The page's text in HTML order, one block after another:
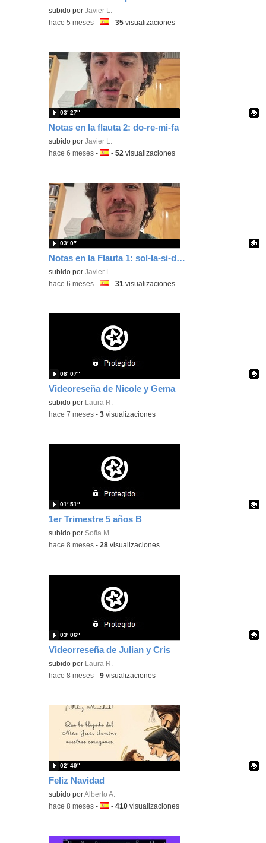
Contenido educativo.
subido porJavier L.
-hace 5 meses -Idioma:
-35 visualizaciones
Notas en la flauta 2: do-re-mi-fa
Contenido educativo.
subido porJavier L.
03′ 27″
-hace 6 meses -Idioma:
-52 visualizaciones
Notas en la Flauta 1: sol-la-si-do'-re'
Contenido educativo.
subido porJavier L.
03′ 0″
-hace 6 meses -Idioma:
-31 visualizaciones
Videoreseña de Nicole y Gema
Contenido educativo.
subido por Laura R.
08′ 07″
-hace 7 meses -3 visualizaciones
1er Trimestre 5 años B
Contenido educativo.
subido por Sofia M.
01′ 51″
-hace 8 meses -28 visualizaciones
Videorreseña de Julian y Cris
Contenido educativo.
subido por Laura R.
03′ 06″
-hace 8 meses -9 visualizaciones
Feliz Navidad
Contenido educativo.
subido porAlberto A.
02′ 49″
-hace 8 meses -Idioma:
-410 visualizaciones